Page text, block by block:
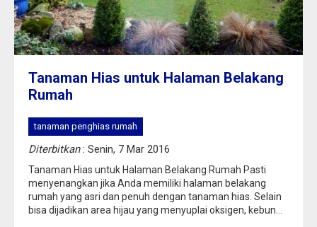
Tanaman Hias untuk Halaman Belakang
Rumah
tanaman penghias rumah
Diterbitkan: Senin, 7 Mar 2016
Tanaman Hias untuk Halaman Belakang Rumah Pasti
menyenangkan jika Anda memiliki halaman belakang
rumah yang asri dan penuh dengan tanaman hias. Selain
bisa dijadikan area hijau yang menyuplai oksigen, kebun...